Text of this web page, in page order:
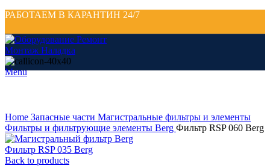
РАБОТАЕМ В КАРАНТИН 24/7
Menu
Home Запасные части Магистральные фильтры и элементы
Фильтры и фильтрующие элементы Berg Фильтр RSP 060 Berg
Фильтр RSP 035 Berg
Back to products